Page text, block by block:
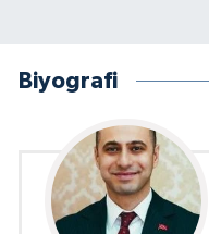
Biyografi